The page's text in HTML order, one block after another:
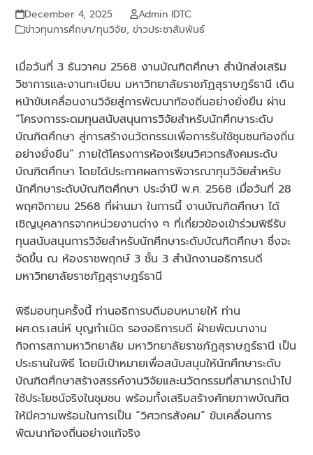
December 4, 2025
Admin IDTC
ข่าวทุนการศึกษา/ทุนวิจัย,ข่าวประชาสัมพันธ์
เมื่อ️วันที่ 3 ธันวาคม 2568 งานบัณฑิตศึกษา สำนักส่งเสริม
วิชาการและงานทะเบียน มหาวิทยาลัยราชภัฏสุราษฎร์ธานี เดิน
หน้าขับเคลื่อนงานวิจัยสู่การพัฒนาท้องถิ่นอย่างยั่งยืน ผ่าน
“โครงการระดมทุนสนับสนุนการวิจัยสำหรับนักศึกษาระดับ
บัณฑิตศึกษา สู่การสร้างนวัตกรรมเพื่อการรับใช้ชุมชนท้องถิ่น
อย่างยั่งยืน” ภายใต้โครงการห้องเรียนวิศวกรสังคมระดับ
บัณฑิตศึกษา โดยได้ประกาศผลการพิจารณาทุนวิจัยสำหรับ
นักศึกษาระดับบัณฑิตศึกษา ประจำปี พ.ศ. 2568 เมื่อวันที่ 28
พฤศจิกายน 2568 ที่ผ่านมา ในการนี้ งานบัณฑิตศึกษา ได้
เชิญบุคลากรจากหน่วยงานต่าง ๆ ที่เกี่ยวข้องเข้าร่วมพิธีรับ
ทุนสนับสนุนการวิจัยสำหรับนักศึกษาระดับบัณฑิตศึกษา ซึ่งจะ
จัดขึ้น ณ ห้องราชพฤกษ์ 3 ชั้น 3 สำนักงานอธิการบดี
มหาวิทยาลัยราชภัฏสุราษฎร์ธานี
พิธีมอบทุนครั้งนี้ ท่านอธิการบดีมอบหมายให้ ท่าน
ผศ.ดร.เสน่ห์ บุญกำเนิด รองอธิการบดี ฝ่ายพัฒนางาน
กิจการสภามหาวิทยาลัย มหาวิทยาลัยราชภัฏสุราษฎร์ธานี เป็น
ประธานในพิธี โดยมีเป้าหมายเพื่อสนับสนุนให้นักศึกษาระดับ
บัณฑิตศึกษาสร้างสรรค์งานวิจัยและนวัตกรรมที่สามารถนำไป
ใช้ประโยชน์จริงในชุมชน พร้อมทั้งเสริมสร้างศักยภาพบัณฑิต
ให้มีความพร้อมในการเป็น “วิศวกรสังคม” ขับเคลื่อนการ
พัฒนาท้องถิ่นอย่างแท้จริง